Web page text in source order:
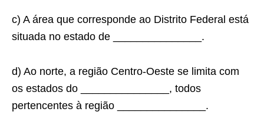
c) A área que corresponde ao Distrito Federal está
situada no estado de _______________.
d) Ao norte, a região Centro-Oeste se limita com
os estados do _______________, todos
pertencentes à região _______________.